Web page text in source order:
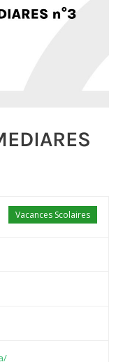
Vacances Scolaires